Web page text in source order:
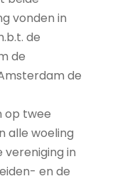
vonden in
de
de
de
op twee
alle woeling
vereniging in
en de